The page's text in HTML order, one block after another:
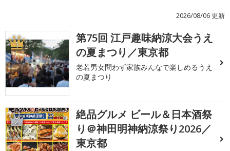
2026/08/06 更新
1
第75回 江戸趣味納涼大会うえ
の夏まつり／東京都
老若男女問わず家族みんなで楽しめるうえ
の夏まつり
2
絶品グルメ ビール＆日本酒祭
り＠神田明神納涼祭り2026／
東京都